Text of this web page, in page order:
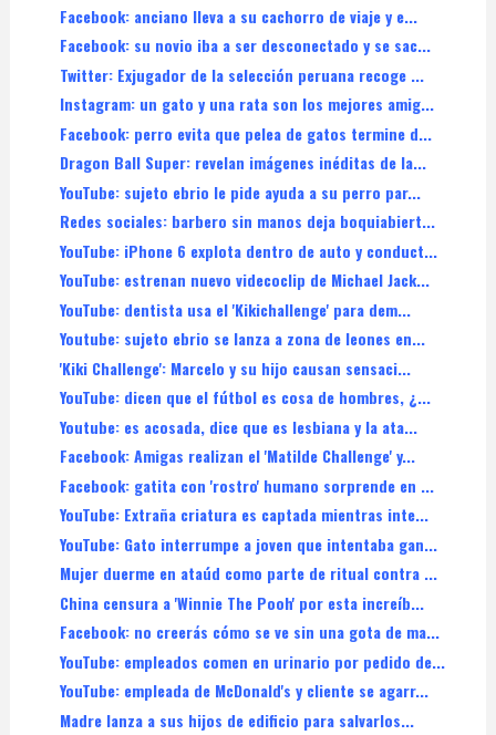
Facebook: anciano lleva a su cachorro de viaje y e...
Facebook: su novio iba a ser desconectado y se sac...
Twitter: Exjugador de la selección peruana recoge ...
Instagram: un gato y una rata son los mejores amig...
Facebook: perro evita que pelea de gatos termine d...
Dragon Ball Super: revelan imágenes inéditas de la...
YouTube: sujeto ebrio le pide ayuda a su perro par...
Redes sociales: barbero sin manos deja boquiabiert...
YouTube: iPhone 6 explota dentro de auto y conduct...
YouTube: estrenan nuevo videcoclip de Michael Jack...
YouTube: dentista usa el 'Kikichallenge' para dem...
Youtube: sujeto ebrio se lanza a zona de leones en...
'Kiki Challenge': Marcelo y su hijo causan sensaci...
YouTube: dicen que el fútbol es cosa de hombres, ¿...
Youtube: es acosada, dice que es lesbiana y la ata...
Facebook: Amigas realizan el 'Matilde Challenge' y...
Facebook: gatita con 'rostro' humano sorprende en ...
YouTube: Extraña criatura es captada mientras inte...
YouTube: Gato interrumpe a joven que intentaba gan...
Mujer duerme en ataúd como parte de ritual contra ...
China censura a 'Winnie The Pooh' por esta increíb...
Facebook: no creerás cómo se ve sin una gota de ma...
YouTube: empleados comen en urinario por pedido de...
YouTube: empleada de McDonald's y cliente se agarr...
Madre lanza a sus hijos de edificio para salvarlos...